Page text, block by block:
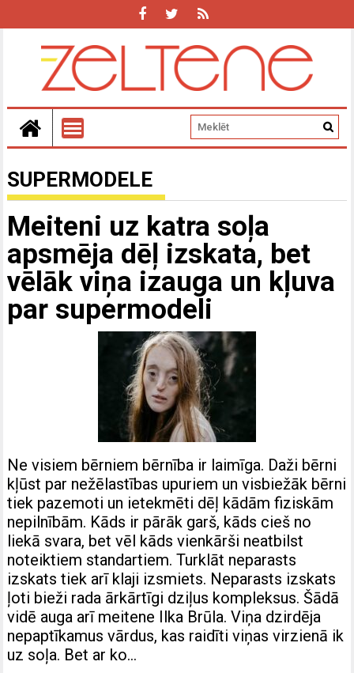
SUPERMODELE
Meiteni uz katra soļa
apsmēja dēļ izskata, bet
vēlāk viņa izauga un kļuva
par supermodeli
Ne visiem bērniem bērnība ir laimīga. Daži bērni
kļūst par nežēlastības upuriem un visbiežāk bērni
tiek pazemoti un ietekmēti dēļ kādām fiziskām
nepilnībām. Kāds ir pārāk garš, kāds cieš no
liekā svara, bet vēl kāds vienkārši neatbilst
noteiktiem standartiem. Turklāt neparasts
izskats tiek arī klaji izsmiets. Neparasts izskats
ļoti bieži rada ārkārtīgi dziļus kompleksus. Šādā
vidē auga arī meitene Ilka Brūla. Viņa dzirdēja
nepaptīkamus vārdus, kas raidīti viņas virzienā ik
uz soļa. Bet ar ko…